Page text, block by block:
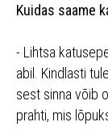
Kuidas saame
- Lihtsa
abil. Kindlasti
sest sinna võib
prahti, mis